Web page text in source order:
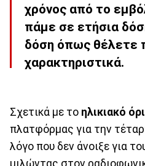
χρόνος από το
πάμε σε ετήσια
δόση όπως θέλετε
χαρακτηριστικά.
Σχετικά με το ηλικιακό
πλατφόρμας για την
λόγο που δεν άνοιξε για
μιλώντας στον